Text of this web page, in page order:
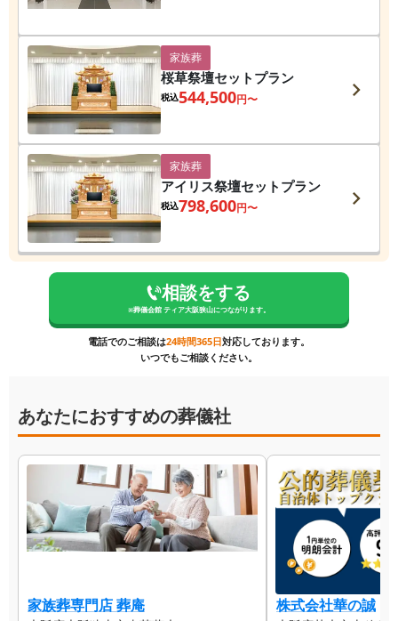
家族葬
桜草祭壇セットプラン
税込544,500円〜
家族葬
アイリス祭壇セットプラン
税込798,600円〜
相談をする
※葬儀会館 ティア大阪狭山につながります。
電話でのご相談は24時間365日対応しております。
いつでもご相談ください。
あなたにおすすめの葬儀社
家族葬専門店 葬庵 株式会社華の誠